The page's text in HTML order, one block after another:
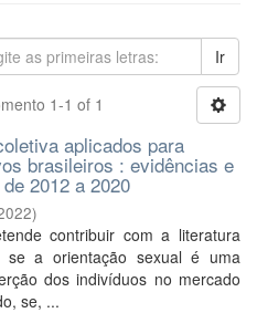
Ir
1-1 of 1
aplicados para
brasileiros : evidências e
2012 a 2020
)
contribuir com a literatura
se a orientação sexual é uma
dos indivíduos no mercado
se, ...